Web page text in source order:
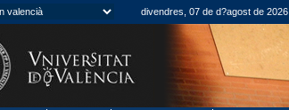
divendres, 07 de d?agost de 2026